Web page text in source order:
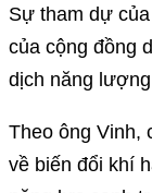
Sự tham dự
của cộng đồng
dịch năng
Theo ông Vinh,
về biến đổi khí